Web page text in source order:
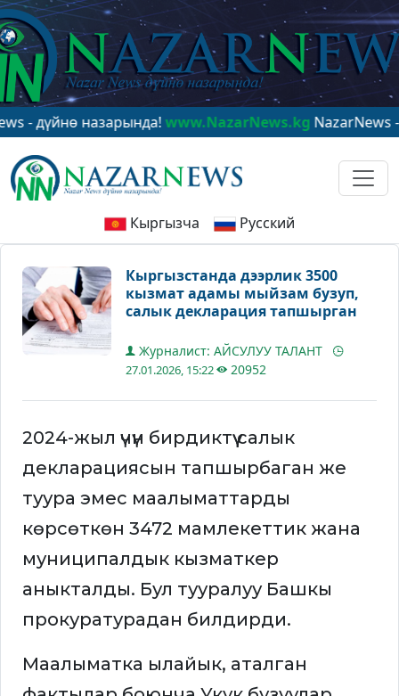
назарында!www.NazarNews.kgNazarNews - в
Кыргызча Русский
Кыргызстанда дээрлик 3500
кызмат адамы мыйзам бузуп,
салык декларация тапшырган
Журналист: АЙСУЛУУ ТАЛАНТ
27.01.2026, 15:22 20952
2024-жыл үчүн бирдиктүү салык
декларациясын тапшырбаган же
туура эмес маалыматтарды
көрсөткөн 3472 мамлекеттик жана
муниципалдык кызматкер
аныкталды. Бул тууралуу Башкы
прокуратурадан билдирди.
Маалыматка ылайык, аталган